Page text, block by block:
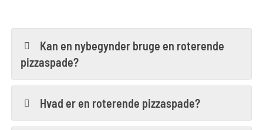
Kan en nybegynder bruge en roterende
pizzaspade?
Hvad er en roterende pizzaspade?